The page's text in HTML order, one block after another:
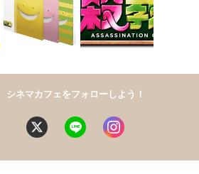
シネマカフェをフォローしよう！